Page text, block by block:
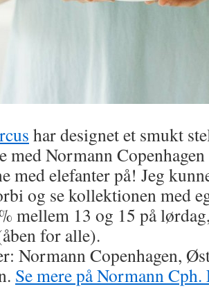
har designet et smukt
med Normann
med elefanter på! Jeg
og se kollektionen med
mellem 13 og 15 på
for alle).
Normann Copenhagen,
Se mere på Normann